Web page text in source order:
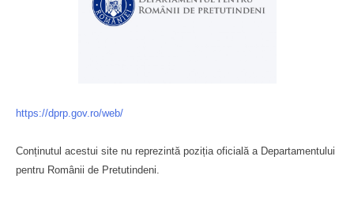
https://dprp.gov.ro/web/
Conținutul acestui site nu reprezintă poziția oficială a Departamentului
pentru Românii de Pretutindeni.